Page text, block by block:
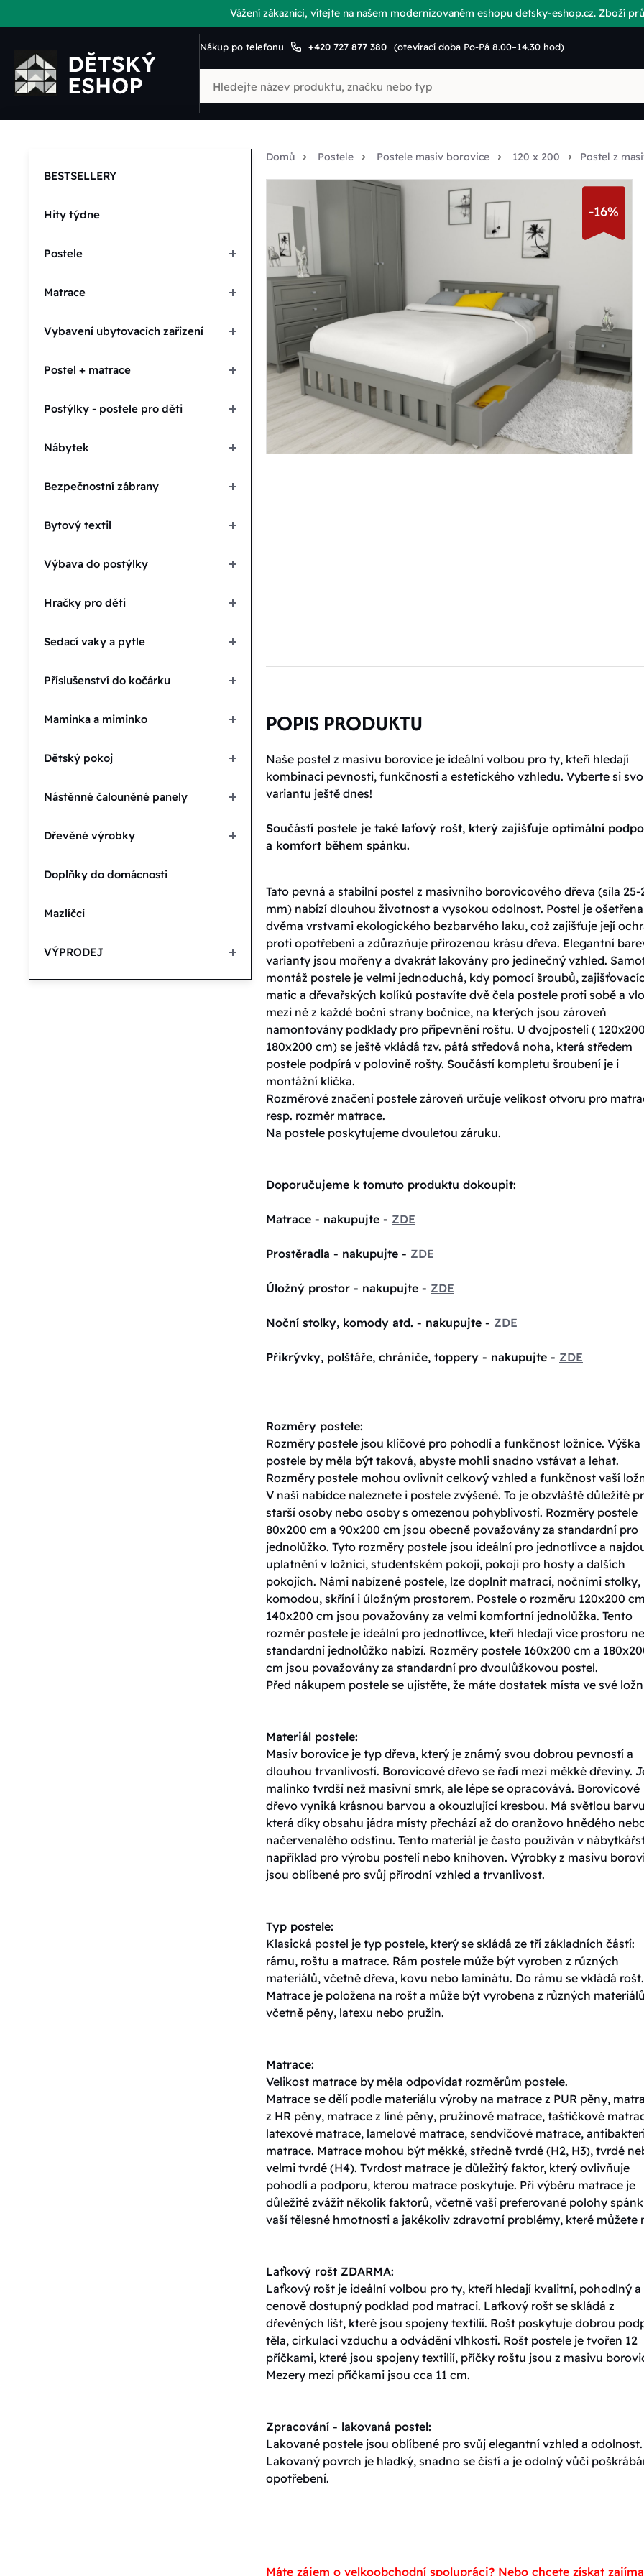
Vážení zákazníci, vítejte na našem modernizovaném eshopu detsky-eshop.cz. Zboží
Nákup po telefonu +420 727 877 380 (otevírací doba Po-Pá 8.00–14.30 hod)
BESTSELLERY
Hity týdne
Postele
Matrace
Vybavení ubytovacích zařízení
Postel + matrace
Postýlky - postele pro děti
Nábytek
Bezpečnostní zábrany
Bytový textil
Výbava do postýlky
Hračky pro děti
Sedací vaky a pytle
Příslušenství do kočárku
Maminka a miminko
Dětský pokoj
Nástěnné čalouněné panely
Dřevěné výrobky
Doplňky do domácnosti
Mazlíčci
VÝPRODEJ
Domů Postele Postele masiv borovice 120 x 200 Postel z
-16%
POPIS PRODUKTU
Naše postel z masivu borovice je ideální volbou pro ty, kteří hledají
kombinaci pevnosti, funkčnosti a estetického vzhledu. Vyberte si
variantu ještě dnes!
Součástí postele je také laťový rošt, který zajišťuje optimální
a komfort během spánku.
Tato pevná a stabilní postel z masivního borovicového dřeva (síla 25-
mm) nabízí dlouhou životnost a vysokou odolnost. Postel je ošetřena
dvěma vrstvami ekologického bezbarvého laku, což zajišťuje její
proti opotřebení a zdůrazňuje přirozenou krásu dřeva. Elegantní
varianty jsou mořeny a dvakrát lakovány pro jedinečný vzhled.
montáž postele je velmi jednoduchá, kdy pomocí šroubů,
matic a dřevařských kolíků postavíte dvě čela postele proti sobě a
mezi ně z každé boční strany bočnice, na kterých jsou zároveň
namontovány podklady pro připevnění roštu. U dvojpostelí (
180x200 cm) se ještě vkládá tzv. pátá středová noha, která středem
postele podpírá v polovině rošty. Součástí kompletu šroubení je i
montážní klička.
Rozměrové značení postele zároveň určuje velikost otvoru pro
resp. rozměr matrace.
Na postele poskytujeme dvouletou záruku.
Doporučujeme k tomuto produktu dokoupit:
Matrace - nakupujte - ZDE
Prostěradla - nakupujte - ZDE
Úložný prostor - nakupujte - ZDE
Noční stolky, komody atd. - nakupujte - ZDE
Přikrývky, polštáře, chrániče, toppery - nakupujte - ZDE
Rozměry postele:
Rozměry postele jsou klíčové pro pohodlí a funkčnost ložnice. Výška
postele by měla být taková, abyste mohli snadno vstávat a lehat.
Rozměry postele mohou ovlivnit celkový vzhled a funkčnost vaší
V naší nabídce naleznete i postele zvýšené. To je obzvláště důležité
starší osoby nebo osoby s omezenou pohyblivostí. Rozměry postele
80x200 cm a 90x200 cm jsou obecně považovány za standardní pro
jednolůžko. Tyto rozměry postele jsou ideální pro jednotlivce a
uplatnění v ložnici, studentském pokoji, pokoji pro hosty a dalších
pokojích. Námi nabízené postele, lze doplnit matrací, nočními stolky,
komodou, skříní i úložným prostorem. Postele o rozměru 120x200
140x200 cm jsou považovány za velmi komfortní jednolůžka. Tento
rozměr postele je ideální pro jednotlivce, kteří hledají více prostoru
standardní jednolůžko nabízí. Rozměry postele 160x200 cm a
cm jsou považovány za standardní pro dvoulůžkovou postel.
Před nákupem postele se ujistěte, že máte dostatek místa ve své
Materiál postele:
Masiv borovice je typ dřeva, který je známý svou dobrou pevností a
dlouhou trvanlivostí. Borovicové dřevo se řadí mezi měkké dřeviny.
malinko tvrdší než masivní smrk, ale lépe se opracovává. Borovicové
dřevo vyniká krásnou barvou a okouzlující kresbou. Má světlou
která díky obsahu jádra místy přechází až do oranžovo hnědého
načervenalého odstínu. Tento materiál je často používán v
například pro výrobu postelí nebo knihoven. Výrobky z masivu
jsou oblíbené pro svůj přírodní vzhled a trvanlivost.
Typ postele:
Klasická postel je typ postele, který se skládá ze tří základních částí:
rámu, roštu a matrace. Rám postele může být vyroben z různých
materiálů, včetně dřeva, kovu nebo laminátu. Do rámu se vkládá rošt.
Matrace je položena na rošt a může být vyrobena z různých
včetně pěny, latexu nebo pružin.
Matrace:
Velikost matrace by měla odpovídat rozměrům postele.
Matrace se dělí podle materiálu výroby na matrace z PUR pěny,
z HR pěny, matrace z líné pěny, pružinové matrace, taštičkové
latexové matrace, lamelové matrace, sendvičové matrace,
matrace. Matrace mohou být měkké, středně tvrdé (H2, H3), tvrdé
velmi tvrdé (H4). Tvrdost matrace je důležitý faktor, který ovlivňuje
pohodlí a podporu, kterou matrace poskytuje. Při výběru matrace je
důležité zvážit několik faktorů, včetně vaší preferované polohy
vaší tělesné hmotnosti a jakékoliv zdravotní problémy, které můžete
Laťkový rošt ZDARMA:
Laťkový rošt je ideální volbou pro ty, kteří hledají kvalitní, pohodlný a
cenově dostupný podklad pod matraci. Laťkový rošt se skládá z
dřevěných lišt, které jsou spojeny textilií. Rošt poskytuje dobrou
těla, cirkulaci vzduchu a odvádění vlhkosti. Rošt postele je tvořen 12
příčkami, které jsou spojeny textilií, příčky roštu jsou z masivu
Mezery mezi příčkami jsou cca 11 cm.
Zpracování - lakovaná postel:
Lakované postele jsou oblíbené pro svůj elegantní vzhled a odolnost.
Lakovaný povrch je hladký, snadno se čistí a je odolný vůči
opotřebení.
Máte zájem o velkoobchodní spolupráci? Nebo chcete získat